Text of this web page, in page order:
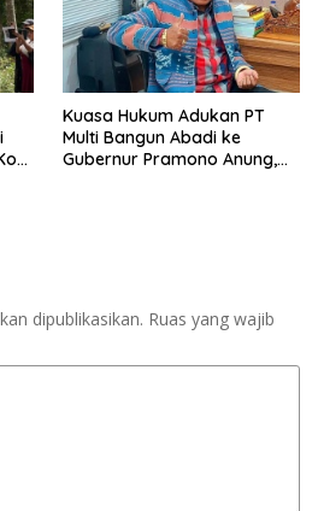
Kuasa Hukum Adukan PT
Multi Bangun Abadi ke
Gubernur Pramono Anung,
dipublikasikan. Ruas yang wajib